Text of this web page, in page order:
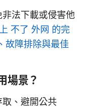
法下載或侵害他
不了 外网 的完
故障排除與最佳
場景？
、避開公共